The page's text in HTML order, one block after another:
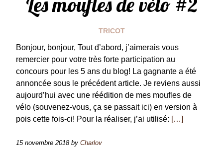
TRICOT
Bonjour, bonjour, Tout d’abord, j’aimerais vous
remercier pour votre très forte participation au
concours pour les 5 ans du blog! La gagnante a été
annoncée sous le précédent article. Je reviens aussi
aujourd’hui avec une réédition de mes moufles de
vélo (souvenez-vous, ça se passait ici) en version à
pois cette fois-ci! Pour la réaliser, j’ai utilisé: […]
15 novembre 2018by Charlov